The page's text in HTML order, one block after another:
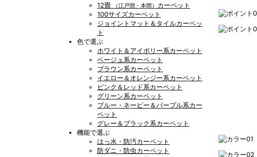
12畳
（江戸間・本間） カーペット
100サイズカーペット
ジョイントマット＆タイルカーペッ
ト
色で選ぶ
ホワイト＆アイボリー系カーペット
ベージュ系カーペット
ブラウン系カーペット
イエロー＆オレンジー系カーペット
ピンク＆レッド系カーペット
グリーン系カーペット
ブルー・ネービー＆パープル系カー
ペット
グレー＆ブラック系カーペット
機能で選ぶ
はっ水・防汚カーペット
防ダニ・防虫カーペット